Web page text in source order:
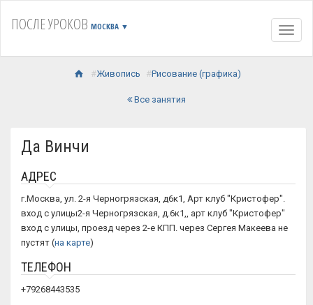
ПОСЛЕ УРОКОВ МОСКВА ▼
Живопись Рисование (графика)
Все занятия
Да Винчи
АДРЕС
г.Москва, ул. 2-я Черногрязская, д6к1, Арт клуб "Кристофер".
вход с улицы2-я Черногрязская, д.6к1,, арт клуб "Кристофер"
вход с улицы, проезд через 2-е КПП. через Сергея Макеева не
пустят (на карте)
ТЕЛЕФОН
+79268443535